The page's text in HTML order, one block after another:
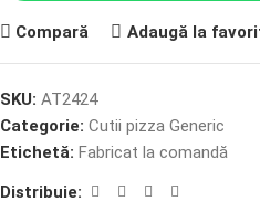
Compară Adaugă la
SKU: AT2424
Categorie: Cutii pizza Generic
Etichetă: Fabricat la comandă
Distribuie: